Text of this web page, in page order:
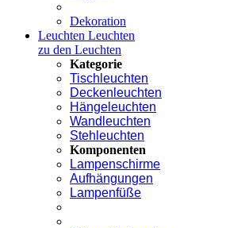
Dekoration
Leuchten Leuchten
zu den Leuchten
Kategorie
Tischleuchten
Deckenleuchten
Hängeleuchten
Wandleuchten
Stehleuchten
Komponenten
Lampenschirme
Aufhängungen
Lampenfüße